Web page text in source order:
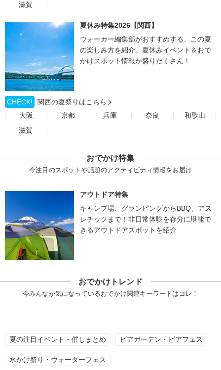
滋賀
夏休み特集2026【関西】
ウォーカー編集部がおすすめする、この夏
の楽しみ方を紹介。夏休みイベント＆おで
かけスポット情報が盛りだくさん！
CHECK!
関西の夏祭りはこちら
大阪
京都 兵庫 奈良
和歌山
滋賀
おでかけ特集
今注目のスポットや話題のアクティビティ情報をお届け
アウトドア特集
キャンプ場、グランピングからBBQ、アス
レチックまで！非日常体験を存分に堪能で
きるアウトドアスポットを紹介
おでかけトレンド
今みんなが気になっているおでかけ関連キーワードはコレ！
夏の注目イベント・催しまとめ ビアガーデン・ビアフェス
水かけ祭り・ウォーターフェス